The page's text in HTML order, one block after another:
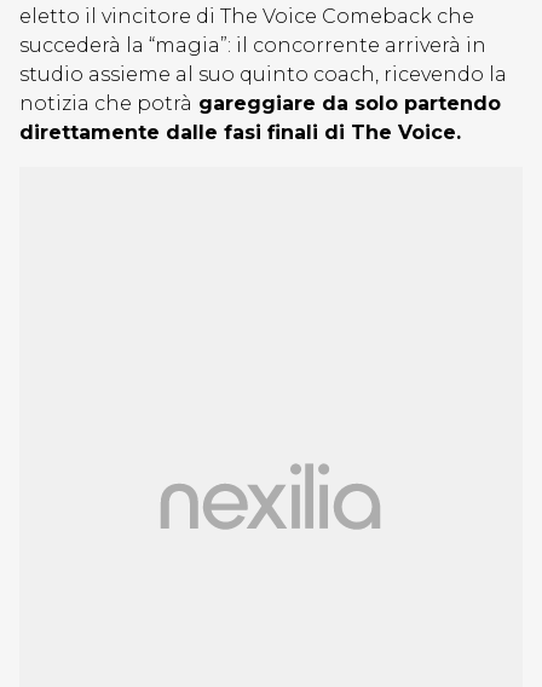
eletto il vincitore di The Voice Comeback che
succederà la “magia”: il concorrente arriverà in
studio assieme al suo quinto coach, ricevendo la
notizia che potrà gareggiare da solo partendo
direttamente dalle fasi finali di The Voice.